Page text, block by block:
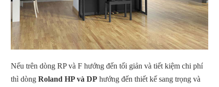
Nếu trên dòng RP và F hướng đến tối giản và tiết kiệm chi phí
thì dòngRoland HP và DP hướng đến thiết kế sang trọng và